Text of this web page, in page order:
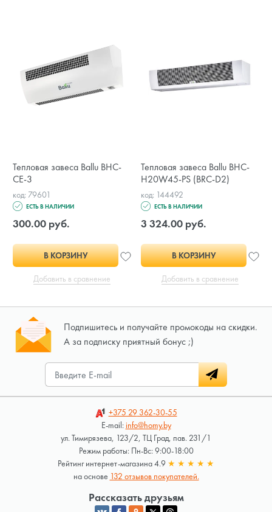
Тепловая завеса Ballu BHC-
CE-3
код: 79601
ЕСТЬ В НАЛИЧИИ
300.00 руб.
В КОРЗИНУ
Добавить в сравнение
Тепловая завеса Ballu BHC-
H20W45-PS (BRC-D2)
код: 144492
ЕСТЬ В НАЛИЧИИ
3 324.00 руб.
В КОРЗИНУ
Добавить в сравнение
Подпишитесь и получайте промокоды на скидки.
А за подписку приятный бонус ;)
+375 29362-30-55
E-mail:info@homy.by
ул. Тимирязева, 123/2, ТЦ Град, пав. 231/1
Режим работы: Пн-Вс: 9:00-18:00
Рейтинг интернет-магазина 4.9 ★ ★ ★ ★ ★
на основе 132 отзывов покупателей.
Рассказать друзьям